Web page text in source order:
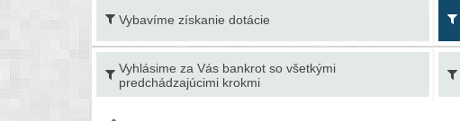
Vybavíme získanie dotácie
Vyhlásime za Vás bankrot so všetkými
predchádzajúcimi krokmi